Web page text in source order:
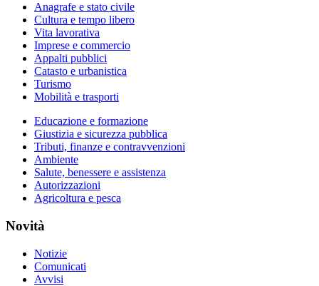
Anagrafe e stato civile
Cultura e tempo libero
Vita lavorativa
Imprese e commercio
Appalti pubblici
Catasto e urbanistica
Turismo
Mobilità e trasporti
Educazione e formazione
Giustizia e sicurezza pubblica
Tributi, finanze e contravvenzioni
Ambiente
Salute, benessere e assistenza
Autorizzazioni
Agricoltura e pesca
Novità
Notizie
Comunicati
Avvisi